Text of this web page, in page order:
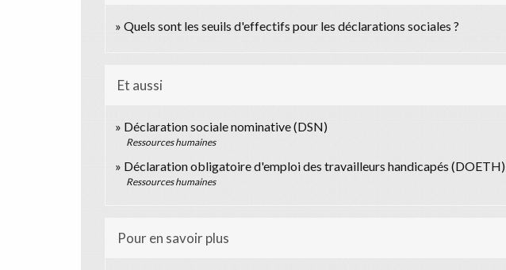
Quels sont les seuils d'effectifs pour les déclarations sociales ?
Et aussi
Déclaration sociale nominative (DSN)
Ressources humaines
Déclaration obligatoire d'emploi des travailleurs handicapés (DOETH)
Ressources humaines
Pour en savoir plus